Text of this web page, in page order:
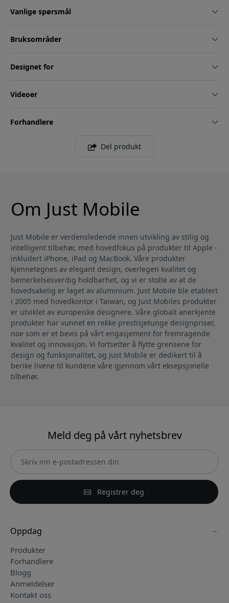
Vanlige spørsmål
Bruksområder
Designet for
Videoer
Forhandlere
Del produkt
Om Just Mobile
Just Mobile er verdensledende innen utvikling av stilig og
intelligent tilbehør, med hovedfokus på produkter til Apple -
inkludert iPhone, iPad og MacBook. Våre produkter
kjennetegnes av elegant design, overlegen kvalitet og
bemerkelsesverdig holdbarhet, og vi er stolte av at de
hovedsakelig er laget av aluminium. Just Mobile ble etablert
i 2005 med hovedkontor i Taiwan, og Just Mobiles produkter
er utviklet av europeiske designere. Våre globalt anerkjente
produkter har vunnet en rekke prestisjetunge designpriser,
noe som er et bevis på vårt engasjement for fremragende
kvalitet og innovasjon. Vi fortsetter å flytte grensene for
design og funksjonalitet, og Just Mobile er dedikert til å
berike livene til kundene våre gjennom vårt eksepsjonelle
tilbehør.
Meld deg på vårt nyhetsbrev
Registrer deg
Oppdag
Produkter
Forhandlere
Blogg
Anmeldelser
Kontakt oss